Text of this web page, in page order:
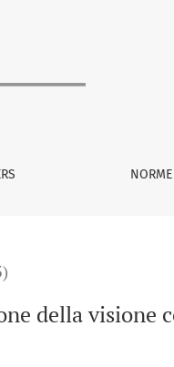
della visione